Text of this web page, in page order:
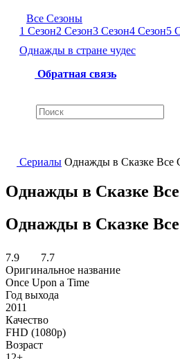
Все Сезоны
1 Сезон2 Сезон3 Сезон4 Сезон5
Однажды в стране чудес
Обратная связь
Сериалы Однажды в Сказке Все
Однажды в Сказке
Однажды в Сказке
7.9
7.7
Оригинальное название
Once Upon a Time
Год выхода
2011
Качество
FHD (1080p)
Возраст